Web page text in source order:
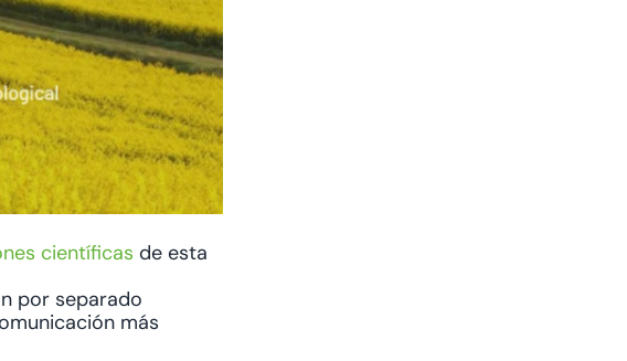
científicas de esta
por separado
más